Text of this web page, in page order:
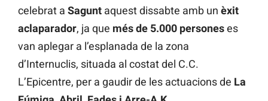
celebrat a Sagunt aquest dissabte amb un èxit
aclaparador, ja que més de 5.000 personeses
van aplegar a l’esplanada de la zona
d’Internuclis, situada al costat del C.C.
L’Epicentre, per a gaudir de les actuacions de La